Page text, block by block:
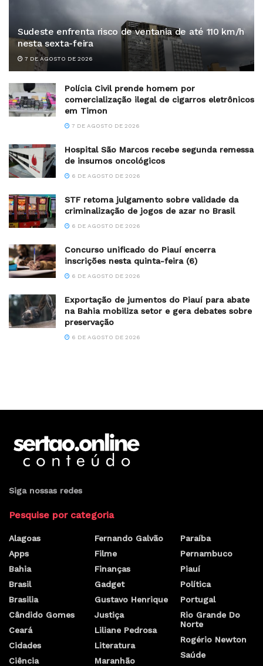
Sudeste enfrenta risco de ventania de até 110 km/h
nesta sexta-feira
7 DE AGOSTO DE 2026
Polícia Civil prende homem por
comercialização ilegal de cigarros eletrônicos
em Timon
7 DE AGOSTO DE 2026
Hospital São Marcos recebe segunda remessa
de insumos oncológicos
6 DE AGOSTO DE 2026
STF retoma julgamento sobre validade da
criminalização de jogos de azar no Brasil
6 DE AGOSTO DE 2026
Concurso unificado do Piauí encerra
inscrições nesta quinta-feira (6)
6 DE AGOSTO DE 2026
Exportação de jumentos do Piauí para abate
na Bahia mobiliza setor e gera debates sobre
preservação
6 DE AGOSTO DE 2026
Siga nossas redes
Pesquise por categoria
Alagoas
Apps
Bahia
Brasil
Brasilia
Cândido Gomes
Ceará
Cidades
Ciência
Fernando Galvão
Filme
Finanças
Gadget
Gustavo Henrique
Justiça
Liliane Pedrosa
Literatura
Maranhão
Paraíba
Pernambuco
Piauí
Política
Portugal
Rio Grande Do
Norte
Rogério Newton
Saúde